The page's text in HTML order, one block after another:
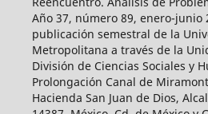
Año 37, número 89, enero-junio
publicación semestral de la
Metropolitana a través de la
División de Ciencias Sociales y
Prolongación Canal de
Hacienda San Juan de Dios,